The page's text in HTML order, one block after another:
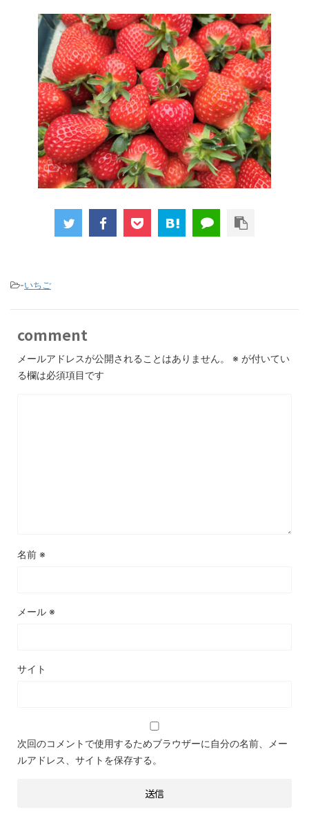
-いちご
comment
メールアドレスが公開されることはありません。 ※ が付いてい
る欄は必須項目です
名前 ※
メール ※
サイト
次回のコメントで使用するためブラウザーに自分の名前、メー
ルアドレス、サイトを保存する。